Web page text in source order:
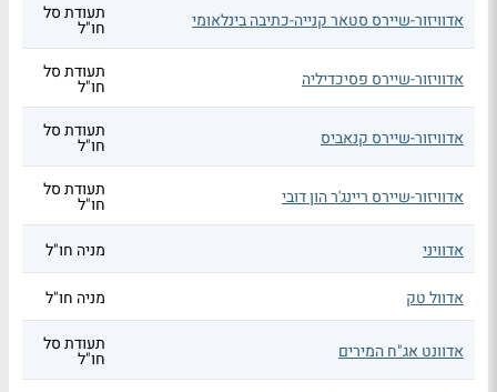
אדוויזור-שיירס סטאר קנייה-כתיבה בינלאומי תעודת סל
חו"ל
אדוויזור-שיירס פסיכדיליה תעודת סל
חו"ל
אדוויזור-שיירס קנאביס תעודת סל
חו"ל
אדוויזור-שיירס ריינג'ר הון דובי תעודת סל
חו"ל
אדוויני
מניה חו"ל
אדוול טק מניה חו"ל
אדוונט אג"ח המירים תעודת סל
חו"ל